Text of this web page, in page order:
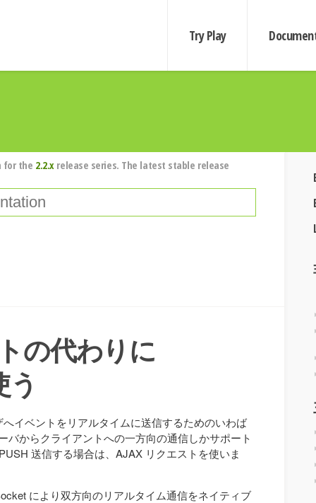
Try Play
for the 2.2.xrelease series. The latest stable release
の代わりに
う
イベントをリアルタイムに送信するためのいわば
バからクライアントへの一方向の通信しかサポート
送信する場合は、AJAX リクエストを使いま
により双方向のリアルタイム通信をネイティブ